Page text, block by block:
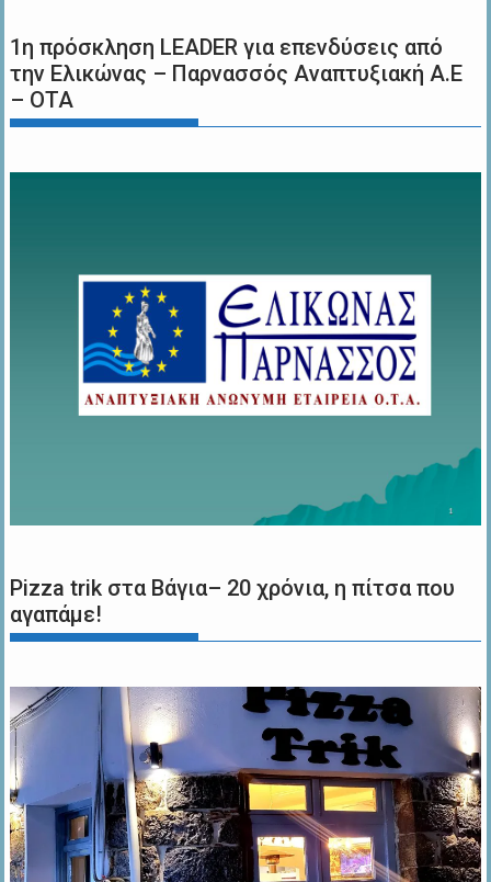
1η πρόσκληση LEADER για επενδύσεις από
την Ελικώνας – Παρνασσός Αναπτυξιακή Α.Ε
– ΟΤΑ
Pizza trik στα Βάγια– 20 χρόνια, η πίτσα που
αγαπάμε!